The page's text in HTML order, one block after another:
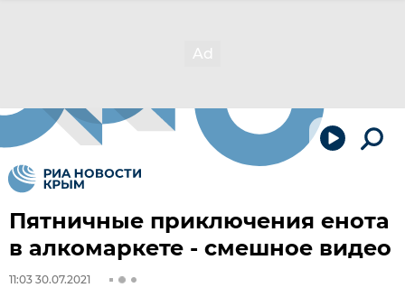
Пятничные приключения енота
в алкомаркете - смешное видео
11:03 30.07.2021